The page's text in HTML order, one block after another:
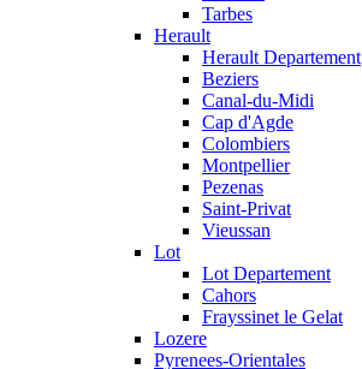
Tarbes
Herault
Herault Departement
Beziers
Canal-du-Midi
Cap d'Agde
Colombiers
Montpellier
Pezenas
Saint-Privat
Vieussan
Lot
Lot Departement
Cahors
Frayssinet le Gelat
Lozere
Pyrenees-Orientales